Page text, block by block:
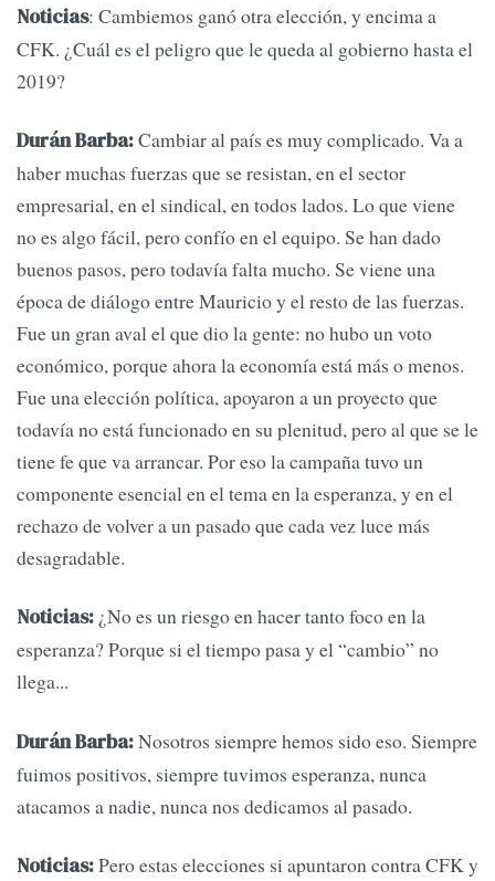
Noticias: Cambiemos ganó otra elección, y encima a
CFK. ¿Cuál es el peligro que le queda al gobierno hasta el
2019?
Durán Barba:Cambiar al país es muy complicado. Va a
haber muchas fuerzas que se resistan, en el sector
empresarial, en el sindical, en todos lados. Lo que viene
no es algo fácil, pero confío en el equipo. Se han dado
buenos pasos, pero todavía falta mucho. Se viene una
época de diálogo entre Mauricio y el resto de las fuerzas.
Fue un gran aval el que dio la gente: no hubo un voto
económico, porque ahora la economía está más o menos.
Fue una elección política, apoyaron a un proyecto que
todavía no está funcionado en su plenitud, pero al que se le
tiene fe que va arrancar. Por eso la campaña tuvo un
componente esencial en el tema en la esperanza, y en el
rechazo de volver a un pasado que cada vez luce más
desagradable.
Noticias: ¿No es un riesgo en hacer tanto foco en la
esperanza? Porque si el tiempo pasa y el “cambio” no
llega...
Durán Barba:Nosotros siempre hemos sido eso. Siempre
fuimos positivos, siempre tuvimos esperanza, nunca
atacamos a nadie, nunca nos dedicamos al pasado.
Noticias:Pero estas elecciones si apuntaron contra CFK y